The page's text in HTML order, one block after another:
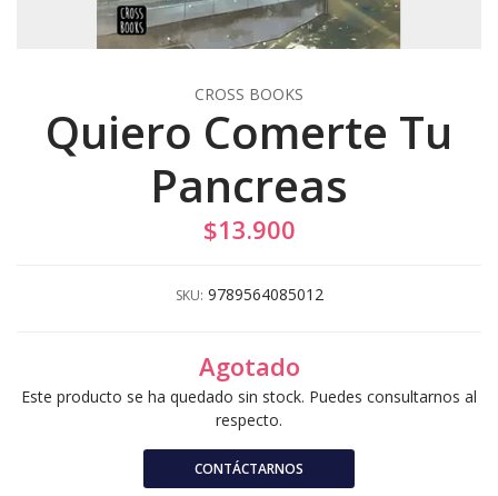
CROSS BOOKS
Quiero Comerte Tu
Pancreas
$13.900
SKU: 9789564085012
Agotado
Este producto se ha quedado sin stock. Puedes consultarnos al
respecto.
CONTÁCTARNOS